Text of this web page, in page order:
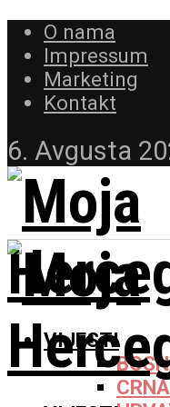
O nama
Impressum
Marketing
Kontakt
6. Avgusta
VIJESTI